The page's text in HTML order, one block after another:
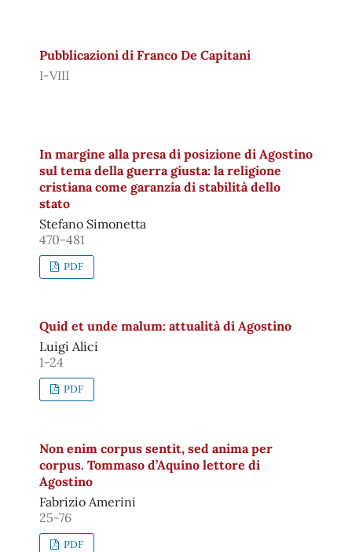
Pubblicazioni di Franco De Capitani
I-VIII
In margine alla presa di posizione di Agostino
sul tema della guerra giusta: la religione
cristiana come garanzia di stabilità dello
stato
Stefano Simonetta
470-481
PDF
Quid et unde malum: attualità di Agostino
Luigi Alici
1-24
PDF
Non enim corpus sentit, sed anima per
corpus. Tommaso d’Aquino lettore di
Agostino
Fabrizio Amerini
25-76
PDF